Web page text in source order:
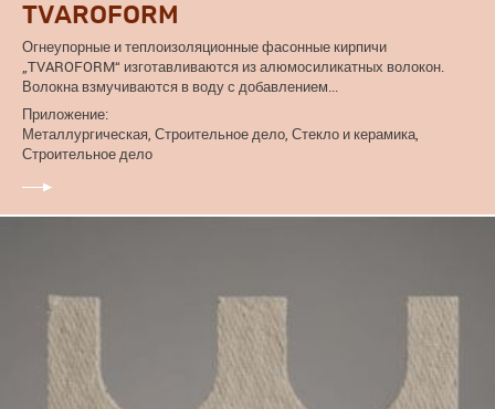
TVAROFORM
Огнеупорные и теплоизоляционные фасонные кирпичи
„TVAROFORM“ изготавливаются из алюмосиликатных волокон.
Волокна взмучиваются в воду с добавлением...
Приложение:
Металлургическая, Строительное дело, Стекло и керамика,
Строительное дело